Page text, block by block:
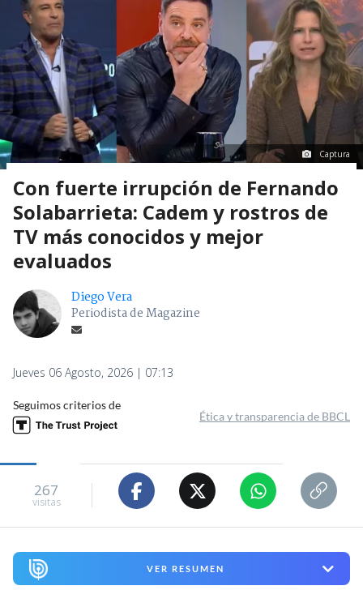
Captura
Con fuerte irrupción de Fernando
Solabarrieta: Cadem y rostros de
TV más conocidos y mejor
evaluados
Diego Vera
Periodista de Magazine
Jueves 06 Agosto, 2026 | 07:13
Seguimos criterios de
Ética y transparencia de BBCL
267
visitas
VER RESUMEN